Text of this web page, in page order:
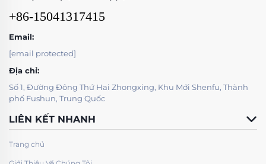
+86-15041317415
Email:
[email protected]
Địa chỉ:
Số 1, Đường Đông Thứ Hai Zhongxing, Khu Mới Shenfu, Thành
phố Fushun, Trung Quốc
LIÊN KẾT NHANH
Trang chủ